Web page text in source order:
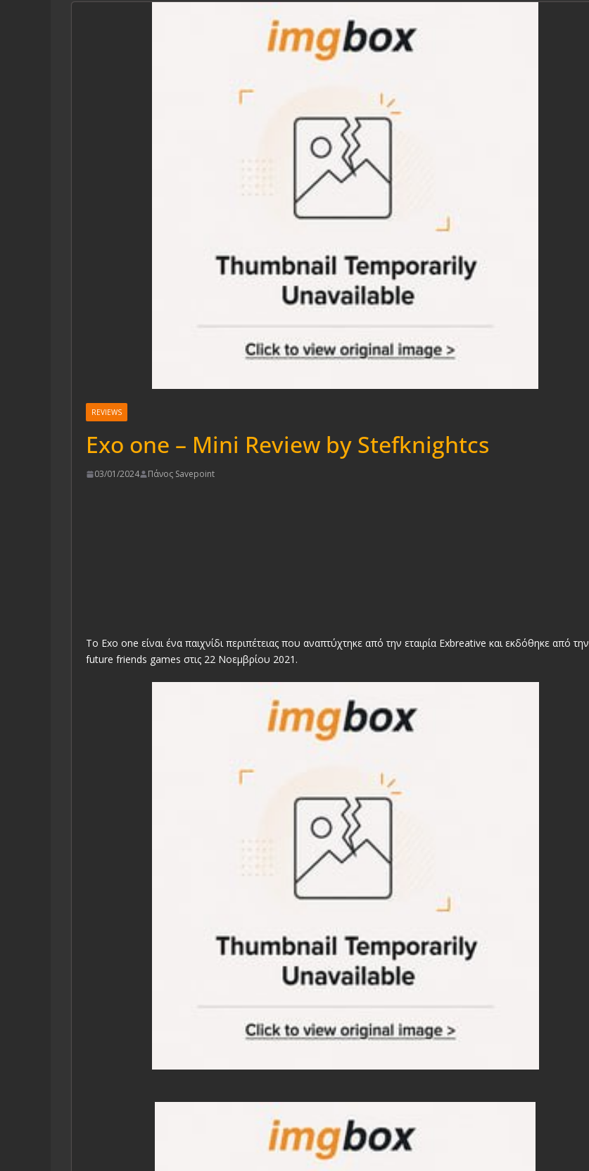
REVIEWS
Exo one – Mini Review by Stefknightcs
03/01/2024 Πάνος Savepoint
To Exo one είναι ένα παιχνίδι περιπέτειας που αναπτύχτηκε από την εταιρία Exbreative και εκδόθηκε από την
future friends games στις 22 Νοεμβρίου 2021.